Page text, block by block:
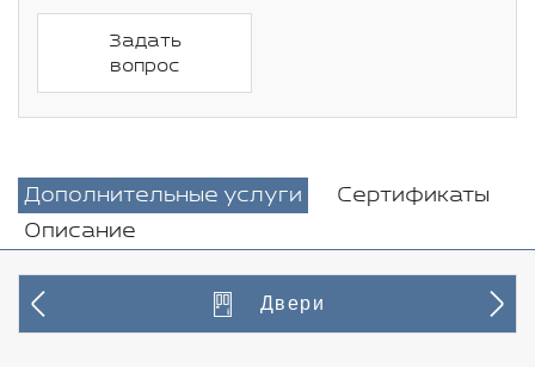
Задать
вопрос
Дополнительные услуги
Сертификаты
Описание
Двери